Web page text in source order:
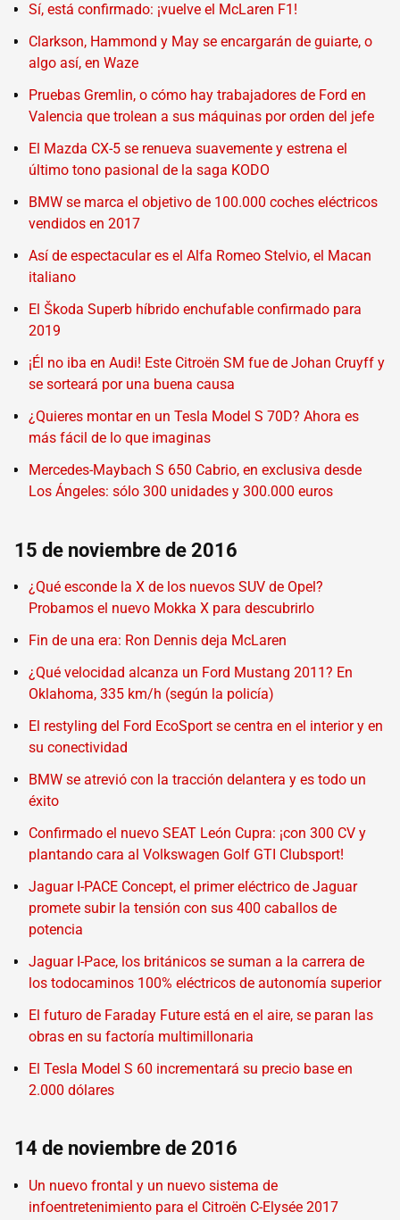
Sí, está confirmado: ¡vuelve el McLaren F1!
Clarkson, Hammond y May se encargarán de guiarte, o
algo así, en Waze
Pruebas Gremlin, o cómo hay trabajadores de Ford en
Valencia que trolean a sus máquinas por orden del jefe
El Mazda CX-5 se renueva suavemente y estrena el
último tono pasional de la saga KODO
BMW se marca el objetivo de 100.000 coches eléctricos
vendidos en 2017
Así de espectacular es el Alfa Romeo Stelvio, el Macan
italiano
El Škoda Superb híbrido enchufable confirmado para
2019
¡Él no iba en Audi! Este Citroën SM fue de Johan Cruyff y
se sorteará por una buena causa
¿Quieres montar en un Tesla Model S 70D? Ahora es
más fácil de lo que imaginas
Mercedes-Maybach S 650 Cabrio, en exclusiva desde
Los Ángeles: sólo 300 unidades y 300.000 euros
15 de noviembre de 2016
¿Qué esconde la X de los nuevos SUV de Opel?
Probamos el nuevo Mokka X para descubrirlo
Fin de una era: Ron Dennis deja McLaren
¿Qué velocidad alcanza un Ford Mustang 2011? En
Oklahoma, 335 km/h (según la policía)
El restyling del Ford EcoSport se centra en el interior y en
su conectividad
BMW se atrevió con la tracción delantera y es todo un
éxito
Confirmado el nuevo SEAT León Cupra: ¡con 300 CV y
plantando cara al Volkswagen Golf GTI Clubsport!
Jaguar I-PACE Concept, el primer eléctrico de Jaguar
promete subir la tensión con sus 400 caballos de
potencia
Jaguar I-Pace, los británicos se suman a la carrera de
los todocaminos 100% eléctricos de autonomía superior
El futuro de Faraday Future está en el aire, se paran las
obras en su factoría multimillonaria
El Tesla Model S 60 incrementará su precio base en
2.000 dólares
14 de noviembre de 2016
Un nuevo frontal y un nuevo sistema de
infoentretenimiento para el Citroën C-Elysée 2017